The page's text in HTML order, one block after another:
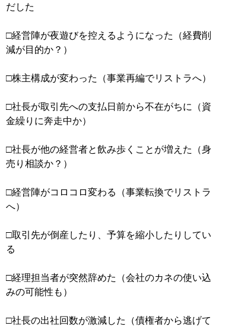
だした
□経営陣が夜遊びを控えるようになった（経費削
減が目的か？）
□株主構成が変わった（事業再編でリストラへ）
□社長が取引先への支払日前から不在がちに（資
金繰りに奔走中か）
□社長が他の経営者と飲み歩くことが増えた（身
売り相談か？）
□経営陣がコロコロ変わる（事業転換でリストラ
へ）
□取引先が倒産したり、予算を縮小したりしてい
る
□経理担当者が突然辞めた（会社のカネの使い込
みの可能性も）
□社長の出社回数が激減した（債権者から逃げて